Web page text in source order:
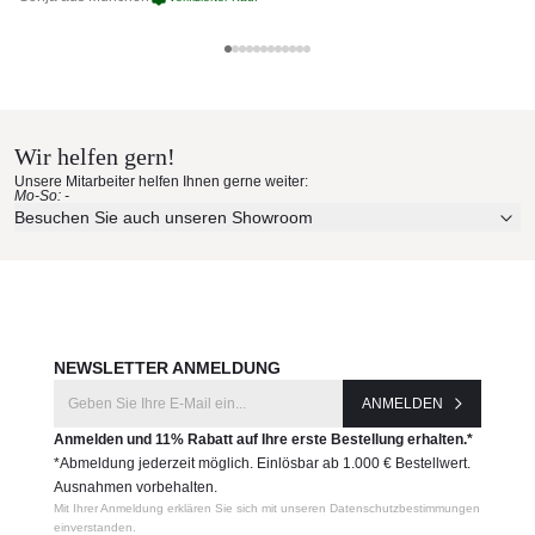
Erleben Sie unsere Stoffe und Materialien ganz in Ruhe in
Ihren eigenen vier Wänden.
Aktuelle Originalstoffe des Herstellers
Wir helfen gern!
Unsere Mitarbeiter helfen Ihnen gerne weiter:
Mo-So: -
Besuchen Sie auch unseren Showroom
NEWSLETTER ANMELDUNG
ANMELDEN
Anmelden und 11% Rabatt auf Ihre erste Bestellung erhalten.*
*Abmeldung jederzeit möglich. Einlösbar ab 1.000 € Bestellwert.
Ausnahmen vorbehalten.
Mit Ihrer Anmeldung erklären Sie sich mit unseren Datenschutzbestimmungen
einverstanden.